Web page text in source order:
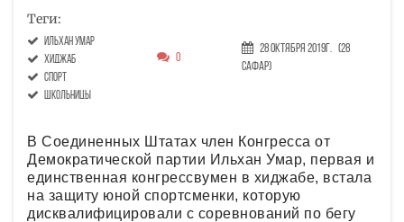
Теги:
Ильхан Умар
хиджаб
спорт
школьницы
0
28 Октября 2019г.
(28
Сафар)
В Соединенных Штатах член Конгресса от
Демократической партии Ильхан Умар, первая и
единственная конгрессвумен в хиджабе, встала
на защиту юной спортсменки, которую
дисквалифицировали с соревнований по бегу